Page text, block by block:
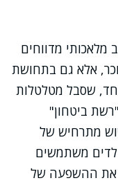
מדווחים
אלא גם בתחושת
שסבל מטלטלות
ביטחון"
מתרחיש של
משתמשים
את ההשפעה של